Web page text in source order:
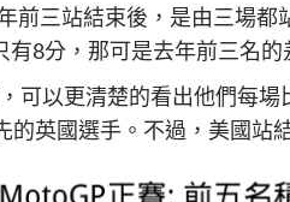
三站結束後，是由三場都
8分，那可是去年前三名的
可以更清楚的看出他們每
英國選手。不過，美國站